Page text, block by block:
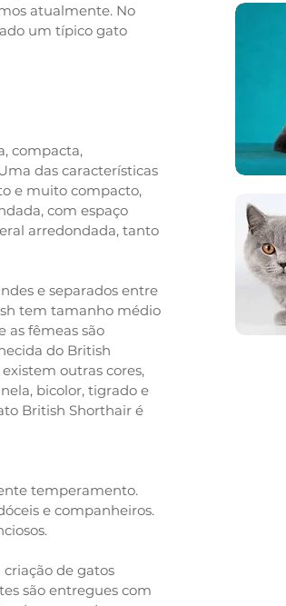
atualmente. No
um típico gato
compacta,
das características
e muito compacto,
com espaço
arredondada, tanto
e separados entre
tem tamanho médio
as fêmeas são
do British
outras cores,
bicolor, tigrado e
British Shorthair é
temperamento.
e companheiros.
de gatos
são entregues com